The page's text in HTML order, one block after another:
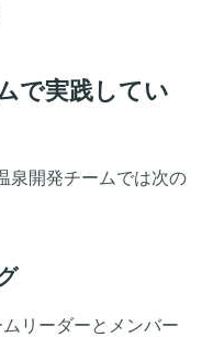
で実践してい
泉開発チームでは次の
リーダーとメンバー